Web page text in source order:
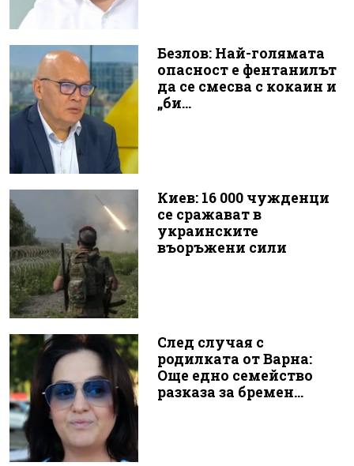
Безлов: Най-голямата
опасност е фентанилът
да се смесва с кокаин и
„би...
Киев: 16 000 чужденци
се сражават в
украинските
въоръжени сили
След случая с
родилката от Варна:
Още едно семейство
разказа за бремен...